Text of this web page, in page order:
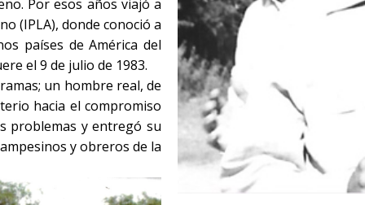
Por esos años viajó a
(IPLA), donde conoció a
países de América del
el 9 de julio de 1983.
un hombre real, de
hacia el compromiso
problemas y entregó su
y obreros de la